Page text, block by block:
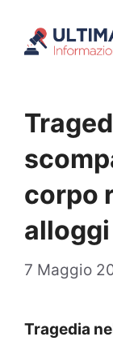
corpo
alloggi
7 Maggio
Tragedia